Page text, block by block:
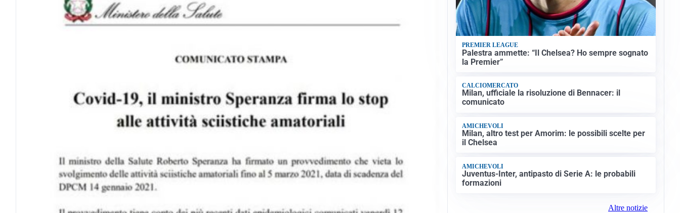
PREMIER LEAGUE
Palestra ammette: “Il Chelsea? Ho sempre sognato
la Premier”
CALCIOMERCATO
Milan, ufficiale la risoluzione di Bennacer: il
comunicato
AMICHEVOLI
Milan, altro test per Amorim: le possibili scelte per
il Chelsea
AMICHEVOLI
Juventus-Inter, antipasto di Serie A: le probabili
formazioni
Altre notizie